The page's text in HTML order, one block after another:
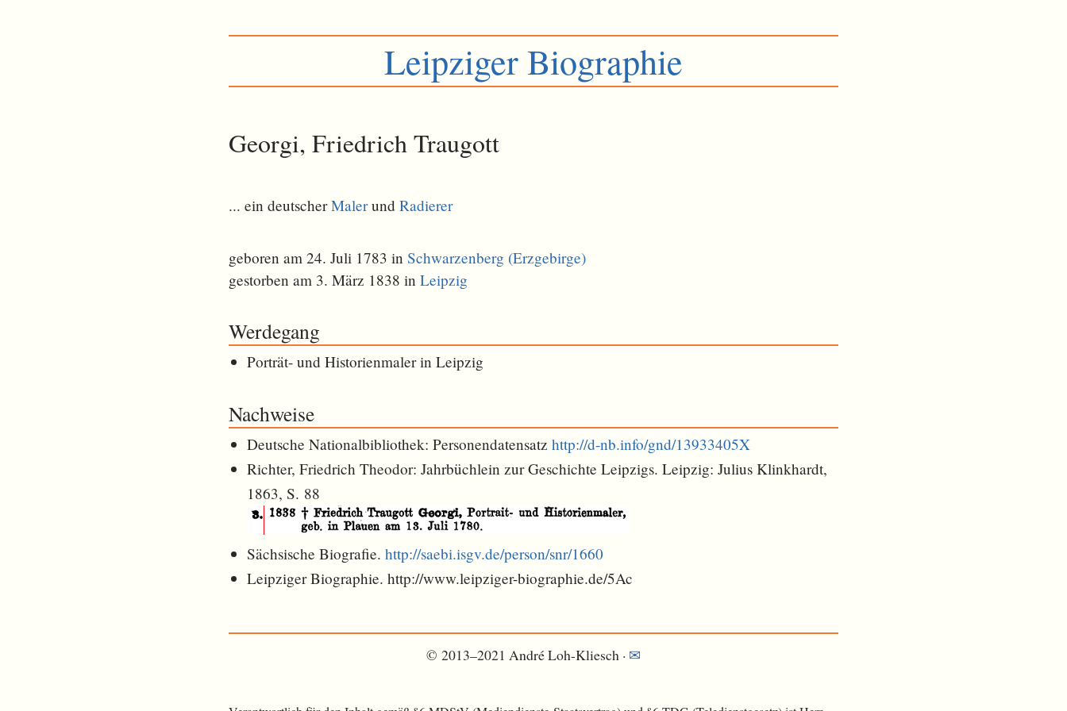
Leipziger Biographie
Georgi, Friedrich Traugott
... ein deutscherMalerund Radierer
geboren am 24. Juli 1783 in Schwarzenberg (Erzgebirge)
gestorben am 3. März 1838 in Leipzig
Werdegang
Porträt- und Historienmaler in Leipzig
Nachweise
Deutsche Nationalbibliothek: Personendatensatzhttp://d-nb.info/gnd/13933405X
Richter, Friedrich Theodor: Jahrbüchlein zur Geschichte Leipzigs. Leipzig: Julius Klinkhardt,
1863, S. 88
Sächsische Biografie.http://saebi.isgv.de/person/snr/1660
Leipziger Biographie. http://www.leipziger-biographie.de/5Ac
© 2013–2021 André Loh-Kliesch · ✉︎